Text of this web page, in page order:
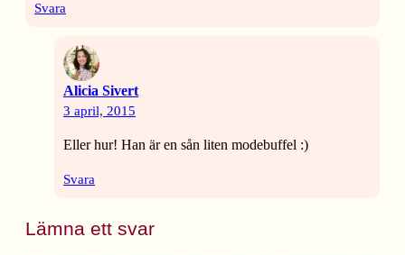
Svara
Alicia Sivert
3 april, 2015
Eller hur! Han är en sån liten modebuffel :)
Svara
Lämna ett svar